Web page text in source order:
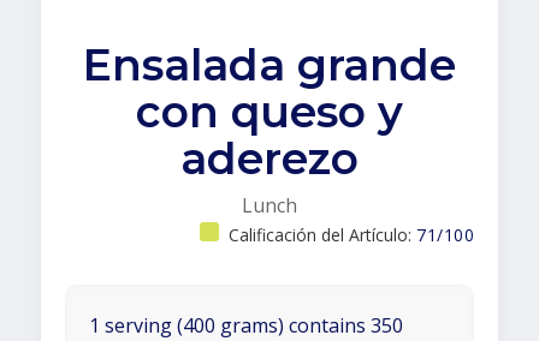
Ensalada grande
con queso y
aderezo
Lunch
Calificación del Artículo: 71/100
1 serving (400 grams) contains 350